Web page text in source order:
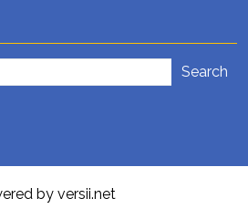
Search
by versii.net